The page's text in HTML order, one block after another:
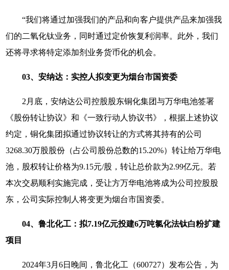
“我们将通过加强我们的产品和向客户提供产品来加强我
们的二氧化钛业务，同时通过定价恢复利润率。此外，我们
还将寻求将特定添加剂业务货币化的机会。
03、安纳达：实控人拟变更为烟台市国资委
2月底，安纳达公司控股股东铜化集团与万华电池签署
《股份转让协议》和《一致行动人协议书》，根据上述协议
约定，铜化集团拟通过协议转让的方式将其持有的公司
3268.30万股股份（占公司股份总数的15.20%）转让给万华电
池，股权转让价格为9.15元/股，转让总价款为2.99亿元。若
本次交易顺利实施完成，受让方万华电池将成为公司控股股
东，公司实际控制人将变更为烟台市国资委。
04、鲁北化工：拟7.19亿元投建6万吨氯化法钛白粉扩建
项目
2024年3月6日晚间，鲁北化工（600727）发布公告，为